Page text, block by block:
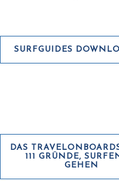
SURFGUIDES
DAS
111 GRÜNDE,
GEHEN